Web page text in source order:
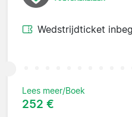
Wedstrijdticket
Lees meer/Boek
252 €